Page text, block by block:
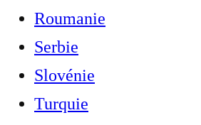
Roumanie
Serbie
Slovénie
Turquie